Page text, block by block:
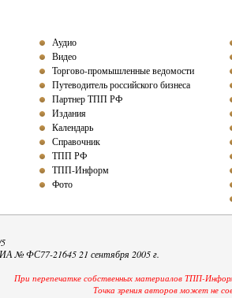
Аудио
Видео
Торгово-промышленные ведомости
Путеводитель российского бизнеса
Партнер ТПП РФ
Издания
Календарь
Справочник
ТПП РФ
ТПП-Информ
Фото
№ ФС77-21645 21 сентября 2005 г.
При перепечатке собственных материалов ТПП-
Точка зрения авторов может не